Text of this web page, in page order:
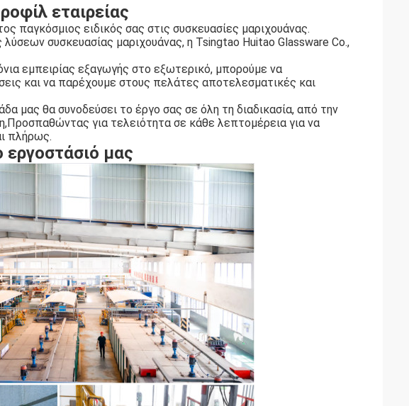
εταιρείας
παγκόσμιος ειδικός σας στις συσκευασίες μαριχουάνας.
συσκευασίας μαριχουάνας, η Tsingtao Huitao Glassware Co.,
εμπειρίας εξαγωγής στο εξωτερικό, μπορούμε να
και να παρέχουμε στους πελάτες αποτελεσματικές και
μας θα συνοδεύσει το έργο σας σε όλη τη διαδικασία, από την
για τελειότητα σε κάθε λεπτομέρεια για να
πλήρως.
εργοστάσιό μας